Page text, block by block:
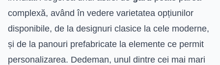
complexă, având în vedere varietatea opțiunilor
disponibile, de la designuri clasice la cele moderne,
și de la panouri prefabricate la elemente ce permit
personalizarea. Dedeman, unul dintre cei mai mari